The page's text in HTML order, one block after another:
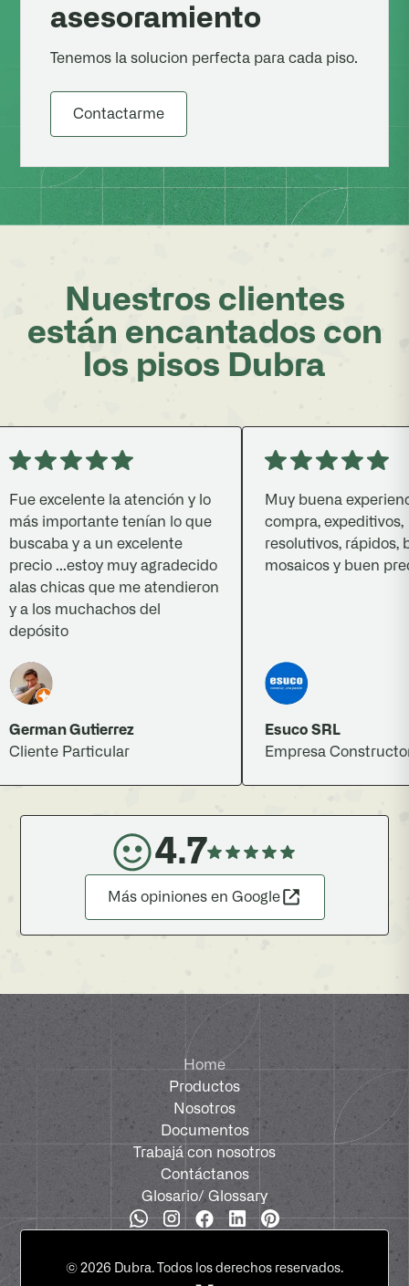
asesoramiento
Tenemos la solucion perfecta para cada piso.
Contactarme
Nuestros clientes
están encantados con
los pisos Dubra
excelente la atención y lo
importante tenían lo que
y a un excelente
...estoy muy agradecido
chicas que me atendieron
los muchachos del
Gutierrez
Particular
Muy buena experiencia
compra, expeditivos,
resolutivos, rápidos,
mosaicos y buen precio.
Esuco SRL
Empresa Constructora
4.7
Más opiniones en Google
Home
Productos
Nosotros
Documentos
Trabajá con nosotros
Contáctanos
Glosario/ Glossary
© 2026 Dubra. Todos los derechos reservados.